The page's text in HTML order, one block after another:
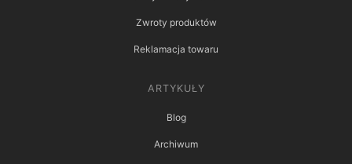
Zwroty produktów
Reklamacja towaru
ARTYKUŁY
Blog
Archiwum